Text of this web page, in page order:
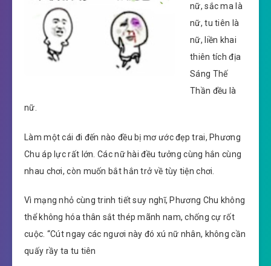
nữ, sắc ma là
nữ, tu tiên là
nữ, liền khai
thiên tích địa
Sáng Thế
Thần đều là
nữ.
Làm một cái đi đến nào đều bị mơ ước đẹp trai, Phương
Chu áp lực rất lớn. Các nữ hài đều tưởng cùng hắn cùng
nhau chơi, còn muốn bắt hắn trở về tùy tiện chơi.
Vì mạng nhỏ cùng trinh tiết suy nghĩ, Phương Chu không
thể không hóa thân sắt thép mãnh nam, chống cự rốt
cuộc. “Cút ngay các ngươi này đó xú nữ nhân, không cần
quấy rầy ta tu tiên